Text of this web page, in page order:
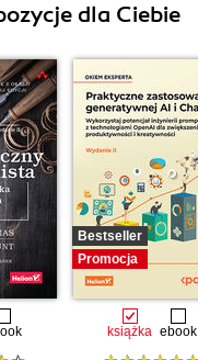
dla Ciebie
Bestseller
Promocja
książka ebook